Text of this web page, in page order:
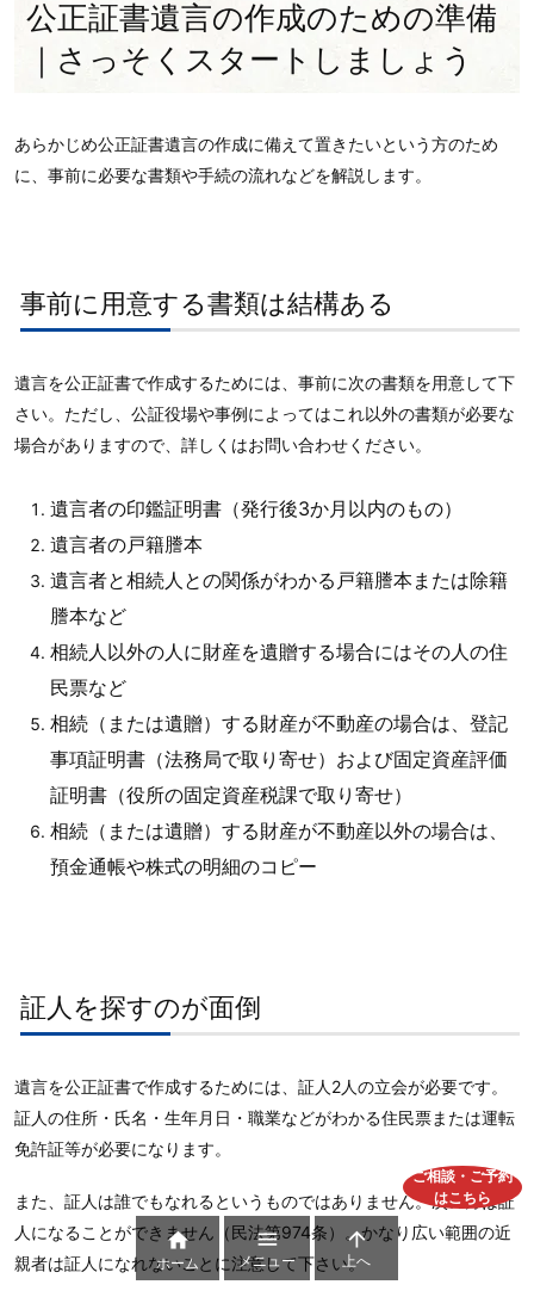
公正証書遺言の作成のための準備
｜さっそくスタートしましょう
あらかじめ公正証書遺言の作成に備えて置きたいという方のため
に、事前に必要な書類や手続の流れなどを解説します。
事前に用意する書類は結構ある
遺言を公正証書で作成するためには、事前に次の書類を用意して下
さい。ただし、公証役場や事例によってはこれ以外の書類が必要な
場合がありますので、詳しくはお問い合わせください。
遺言者の印鑑証明書（発行後3か月以内のもの）
遺言者の戸籍謄本
遺言者と相続人との関係がわかる戸籍謄本または除籍
謄本など
相続人以外の人に財産を遺贈する場合にはその人の住
民票など
相続（または遺贈）する財産が不動産の場合は、登記
事項証明書（法務局で取り寄せ）および固定資産評価
証明書（役所の固定資産税課で取り寄せ）
相続（または遺贈）する財産が不動産以外の場合は、
預金通帳や株式の明細のコピー
証人を探すのが面倒
遺言を公正証書で作成するためには、証人2人の立会が必要です。
証人の住所・氏名・生年月日・職業などがわかる住民票または運転
免許証等が必要になります。
また、証人は誰でもなれるというものではありません。次の方は証
人になることができません（民法第974条）。かなり広い範囲の近
親者は証人になれないことに注意して下さい。
ご相談・ご予約
はこちら

ホーム

メニュー

上へ